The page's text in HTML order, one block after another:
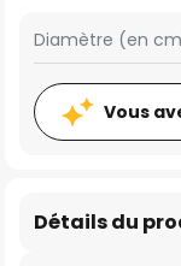
Diamètre (en
Vous
Détails du